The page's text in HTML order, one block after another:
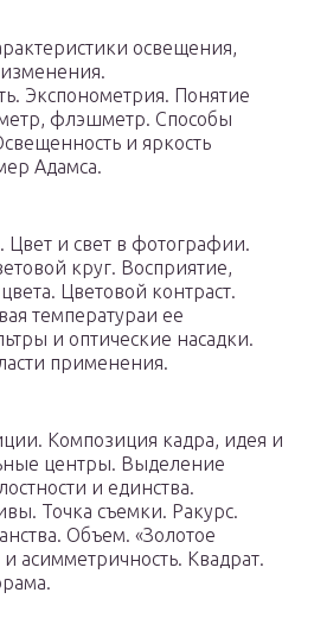
освещения,
Экспонометрия. Понятие
флэшметр. Способы
и яркость
Адамса.
Цвет и свет в фотографии.
круг. Восприятие,
Цветовой контраст.
температураи ее
и оптические насадки.
применения.
Композиция кадра, идея и
центры. Выделение
и единства.
Точка съемки. Ракурс.
Объем. «Золотое
асимметричность. Квадрат.